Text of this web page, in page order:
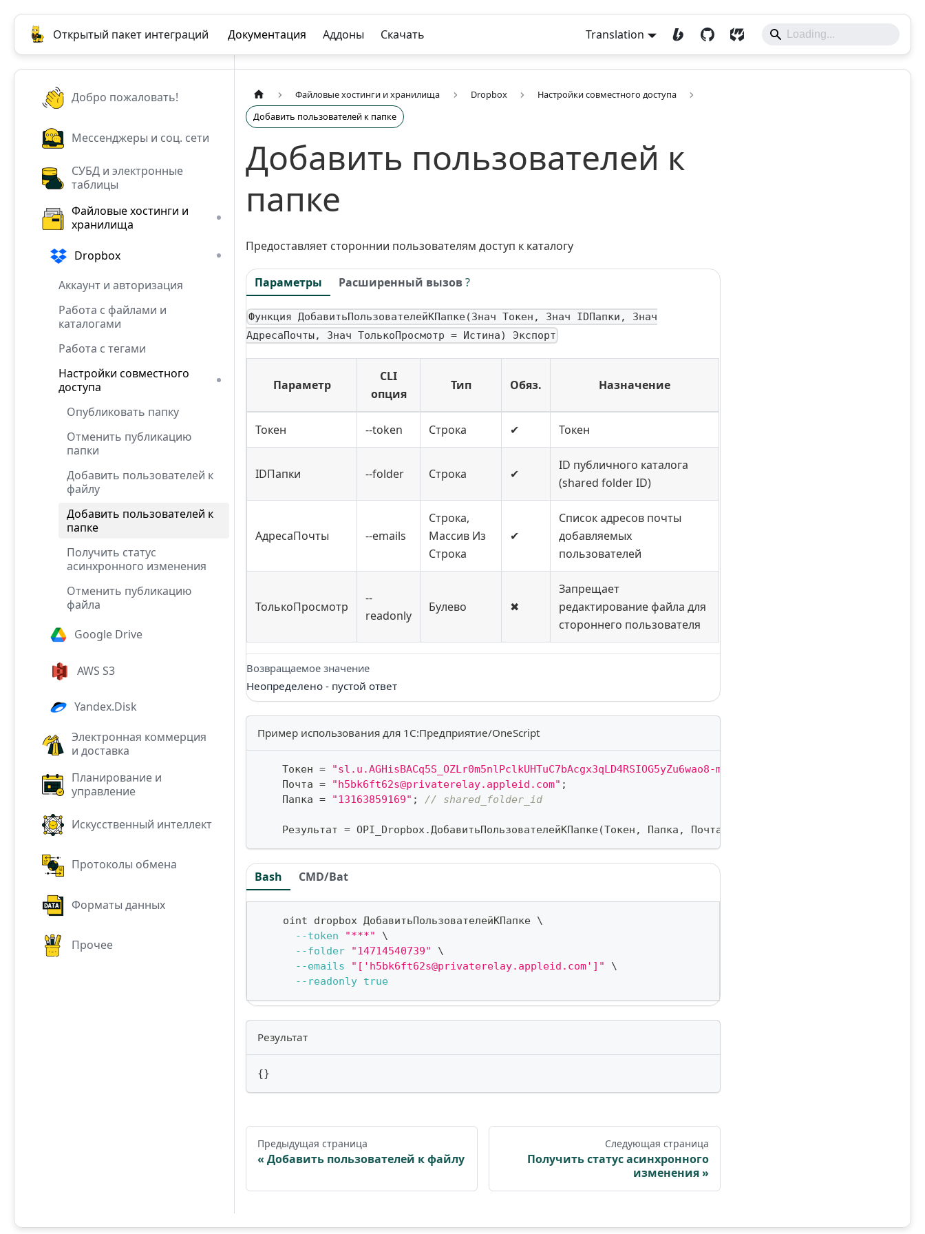
Открытый пакет интеграций Документация Аддоны Скачать Translation
Добро пожаловать!
Мессенджеры и соц. сети
СУБД и электронные
таблицы
Файловые хостинги и
хранилища
Dropbox
Аккаунт и авторизация
Работа с файлами и
каталогами
Работа с тегами
Настройки совместного
доступа
Опубликовать папку
Отменить публикацию
папки
Добавить пользователей к
файлу
Добавить пользователей к
папке
Получить статус
асинхронного изменения
Отменить публикацию
файла
Google Drive
AWS S3
Yandex.Disk
Электронная коммерция
и доставка
Планирование и
управление
Искусственный интеллект
Протоколы обмена
Форматы данных
Прочее
Файловые хостинги и хранилища Dropbox
Настройки совместного доступа
Добавить пользователей к папке
Добавить пользователей к
папке
Предоставляет стороннии пользователям доступ к каталогу
Параметры Расширенный вызов?
Функция ДобавитьПользователейКПапке(Знач Токен, Знач IDПапки, Знач
АдресаПочты, Знач ТолькоПросмотр = Истина) Экспорт
Параметр
CLI
опция
Тип Обяз. Назначение
Токен --token Строка ✔ Токен
IDПапки --folder Строка ✔
ID публичного каталога
(shared folder ID)
АдресаПочты --emails
Строка,
Массив Из
Строка
✔
Список адресов почты
добавляемых
пользователей
ТолькоПросмотр
--
readonly
Булево ✖
Запрещает
редактирование файла для
стороннего пользователя
Возвращаемое значение
Неопределено - пустой ответ
Пример использования для 1С:Предприятие/OneScript
    Токен
=
"sl.u.AGHisBACq5S_OZLr0m5nlPclkUHTuC7bAcgx3qLD4RSIOG5yZu6wao8-mXwEbhs-
    Почта
= "h5bk6ft62s@privaterelay.appleid.com" ;
    Папка
= "13163859169" ; // shared_folder_id
    Результат
= OPI_Dropbox.ДобавитьПользователейКПапке(Токен , Папка , Почта
Bash CMD/Bat
    oint dropbox ДобавитьПользователейКПапке
\
--token
"***"
\
--folder
"14714540739"
\
--emails
"['h5bk6ft62s@privaterelay.appleid.com']"
\
--readonly true
Результат
{}
Предыдущая страница
Добавить пользователей к файлу
Следующая страница
Получить статус асинхронного
изменения